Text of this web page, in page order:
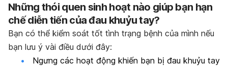
Những thói quen sinh hoạt nào giúp bạn hạn
chế diễn tiến của đau khuỷu tay?
Bạn có thể kiểm soát tốt tình trạng bệnh của mình nếu
bạn lưu ý vài điều dưới đây:
Ngưng các hoạt động khiến bạn bị đau khuỷu tay